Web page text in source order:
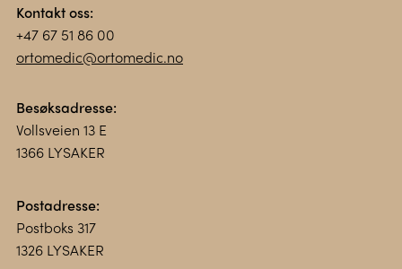
Kontakt oss:
+47 67 51 86 00
ortomedic@ortomedic.no
Besøksadresse:
Vollsveien 13 E
1366 LYSAKER
Postadresse:
Postboks 317
1326 LYSAKER